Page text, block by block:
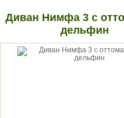
Диван Нимфа 3 с
дельфин